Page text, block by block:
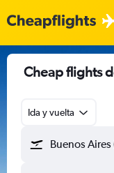
Cheap flights
Ida y vuelta
Buenos Aires